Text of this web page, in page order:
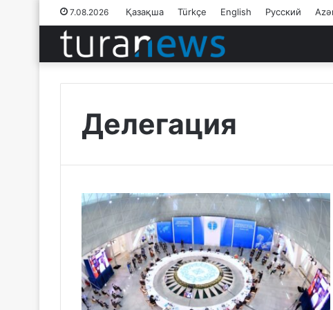
7.08.2026 Қазақша Türkçe English Русский
Делегация